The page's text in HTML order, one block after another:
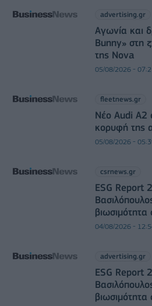
advertising.gr
Αγωνία και
Bunny» στη
της Nova
05/08/2026 -
fleetnews.gr
Νέο Audi A2
κορυφή της
05/08/2026 -
csrnews.gr
ESG Report
04/08/2026 -
advertising.gr
ESG Report